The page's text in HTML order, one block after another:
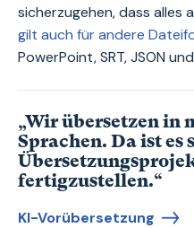
sicherzugehen, dass alles
gilt auch für andere
PowerPoint, SRT, JSON und
„Wir übersetzen in
Sprachen. Da ist es
fertigzustellen.“
KI-Vorübersetzung